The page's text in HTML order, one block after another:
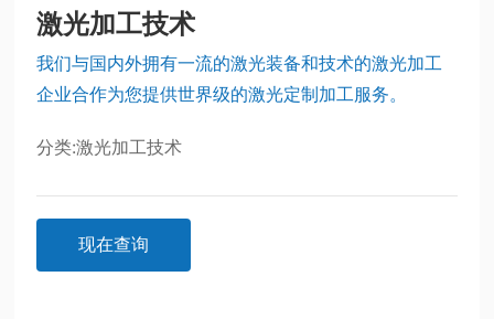
激光加工技术
我们与国内外拥有一流的激光装备和技术的激光加工
企业合作为您提供世界级的激光定制加工服务。
分类:激光加工技术
现在查询